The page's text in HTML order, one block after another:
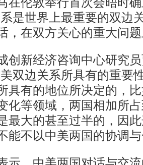
是世界上最重要的双边
，在双方关心的重大问
新经济咨询中心研究员
双边关系所具有的重要
具有的地位所决定的，
化等领域，两国相加所
最大的甚至过半的，因
能不以中美两国的协调